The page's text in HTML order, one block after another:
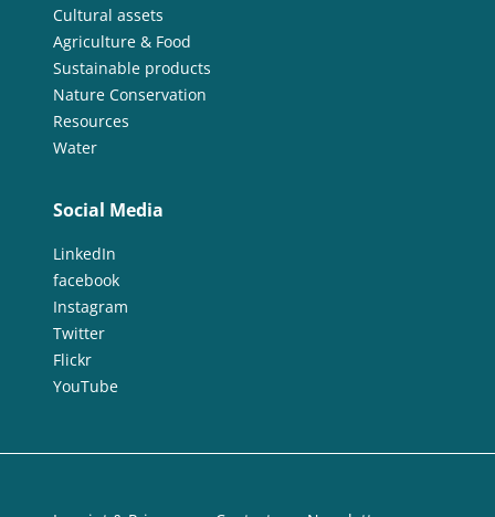
Cultural assets
Agriculture & Food
Sustainable products
Nature Conservation
Resources
Water
Social Media
LinkedIn
facebook
Instagram
Twitter
Flickr
YouTube